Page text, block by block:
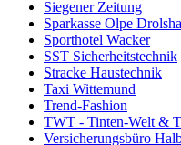
Siegener Zeitung
Sparkasse Olpe
Sporthotel Wacker
SST Sicherheitstechnik
Stracke Haustechnik
Taxi Wittemund
Trend-Fashion
TWT - Tinten-Welt &
Versicherungsbüro